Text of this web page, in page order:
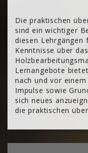
Die praktischen
sind ein wichtiger
diesen
Kenntnisse über
Lernangebote
nach und vor
Impulse sowie
sich neues
die praktischen
[Cocoon] Boxes